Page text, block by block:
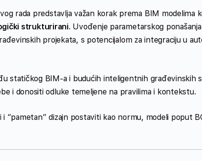
rada predstavlja važan korak prema BIM modelima
strukturirani. Uvođenje parametarskog
projekata, s potencijalom za integraciju u
statičkog BIM‑a i budućih inteligentnih građevinskih
i donositi odluke temeljene na pravilima i kontekstu.
“pametan” dizajn postaviti kao normu, modeli poput